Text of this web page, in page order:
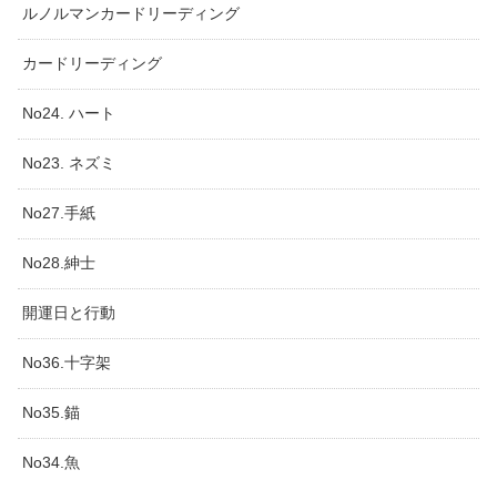
ルノルマンカードリーディング
カードリーディング
No24. ハート
No23. ネズミ
No27.手紙
No28.紳士
開運日と行動
No36.十字架
No35.錨
No34.魚